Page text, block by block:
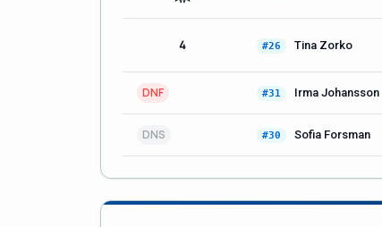
4 #26 Tina Zorko
DNF #31 Irma Johansson
DNS #30 Sofia Forsman